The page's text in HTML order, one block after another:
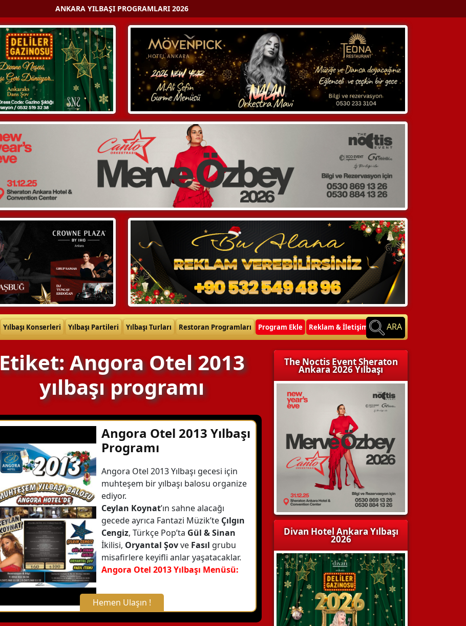
ANKARA YILBAŞI PROGRAMLARI 2026
Yılbaşı Konserleri Yılbaşı Partileri Yılbaşı Turları Restoran Programları Program Ekle Reklam & İletişim ARA
Etiket: Angora Otel 2013
yılbaşı programı
Angora Otel 2013 Yılbaşı
Programı
Angora Otel 2013 Yılbaşı gecesi için
muhteşem bir yılbaşı balosu organize
ediyor.
Ceylan Koynat’ın sahne alacağı
gecede ayrıca Fantazi Müzik’te Çılgın
Cengiz, Türkçe Pop’ta Gül & Sinan
İkilisi, Oryantal Şovve Fasıl grubu
misafirlere keyifli anlar yaşatacaklar.
Angora Otel 2013 Yılbaşı Menüsü:
Hemen Ulaşın !
X Kapat
The Noctis Event Sheraton
Ankara 2026 Yılbaşı
Divan Hotel Ankara Yılbaşı
2026